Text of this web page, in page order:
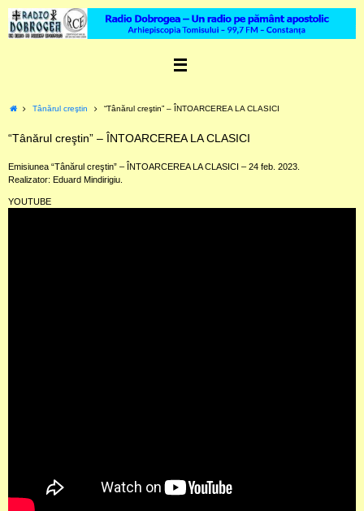
content
HomeTânărul creştin “Tânărul creştin” – ÎNTOARCEREA LA CLASICI
“Tânărul creştin” – ÎNTOARCEREA LA CLASICI
Emisiunea “Tânărul creştin” – ÎNTOARCEREA LA CLASICI – 24 feb. 2023.
Realizator: Eduard Mindirigiu.
YOUTUBE